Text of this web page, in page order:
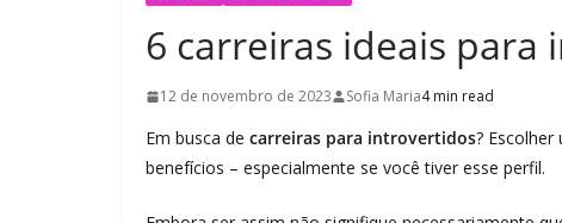
6 carreiras ideais para
12 de novembro de 2023 Sofia Maria4 min read
Em busca de carreiras para introvertidos?
benefícios – especialmente se você tiver esse perfil.